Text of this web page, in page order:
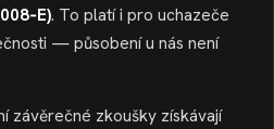
. To platí i pro uchazeče
— působení u nás není
závěrečné zkoušky získávají